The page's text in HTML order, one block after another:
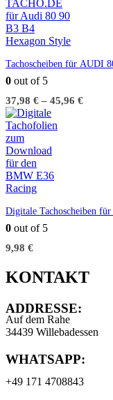
Tachoscheiben für AUDI
0 out of 5
37,98 € – 45,96 €
Digitale Tachoscheiben
0 out of 5
9,98 €
KONTAKT
ADDRESSE:
Auf dem Rahe
34439 Willebadessen
WHATSAPP:
+49 171 4708843